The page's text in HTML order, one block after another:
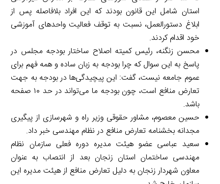
استان شامل این قانون بودند که این افراد بلافاصله پس از
ابلاغ دستورالعمل، نسبت به توقف فعالیت واحدهای آموزشی
خود اقدام کردند.
محسن زنگنه، رئیس کمیته اصلاح ساختار بودجه مجلس در
پاسخ به این سوال که چرا بودجه به زبان ساده و همه فهم برای
عموم جامعه نیست، گفت: این پیچیدگی‌ها در بودجه به جهت
تعارض منافع است، چون بودجه ما می‌تواند در حد ۱۰ صفحه
باشد.
حسین معصوم، مشاور حقوقی وزیر راه و شهرسازی از پیگیری
مجدانه بخشنامه تعارض منافع در نظام مهندسی خبر داد.
سعید عباسی عضو هیئت مدیره دوره فعلی سازمان نظام
مهندسی ساختمان استان زنجان بعد از انتصاب به عنوان
معاون شهردار زنجان به دلیل تعارض منافع از هیئت مدیره این